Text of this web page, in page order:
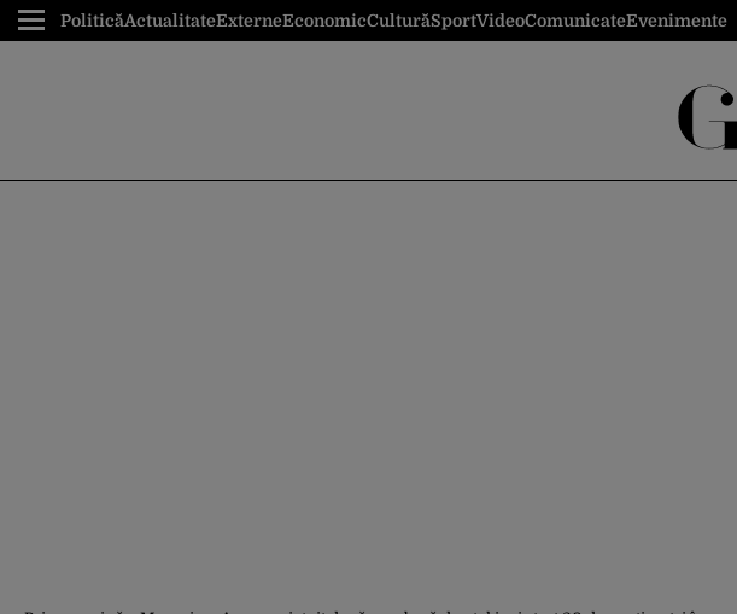
PoliticăActualitateExterneEconomicCulturăSportVideoComunicateEvenimente